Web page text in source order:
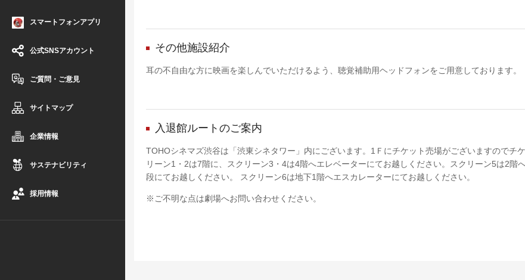
スマートフォンアプリ
公式SNSアカウント
ご質問・ご意見
サイトマップ
企業情報
サステナビリティ
採用情報
その他施設紹介
耳の不自由な方に映画を楽しんでいただけるよう、聴覚補助用ヘッドフォンをご用意しております。
入退館ルートのご案内
TOHOシネマズ渋谷は「渋東シネタワー」内にございます。1Ｆにチケット売場がございますのでチ
リーン1・2は7階に、スクリーン3・4は4階へエレベーターにてお越しください。スクリーン5は2階
段にてお越しください。 スクリーン6は地下1階へエスカレーターにてお越しください。
※ご不明な点は劇場へお問い合わせください。